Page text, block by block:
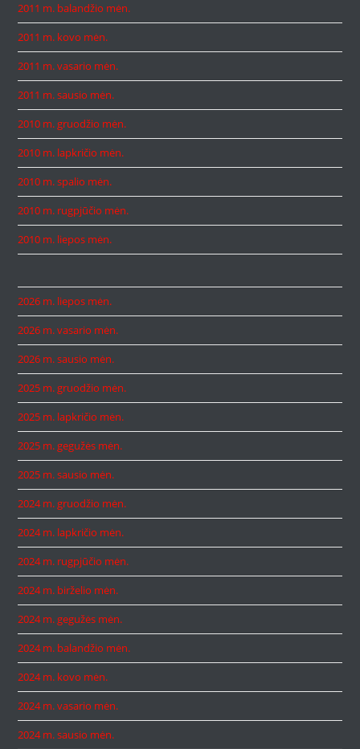
2011 m. balandžio mėn.
2011 m. kovo mėn.
2011 m. vasario mėn.
2011 m. sausio mėn.
2010 m. gruodžio mėn.
2010 m. lapkričio mėn.
2010 m. spalio mėn.
2010 m. rugpjūčio mėn.
2010 m. liepos mėn.
2026 m. liepos mėn.
2026 m. vasario mėn.
2026 m. sausio mėn.
2025 m. gruodžio mėn.
2025 m. lapkričio mėn.
2025 m. gegužės mėn.
2025 m. sausio mėn.
2024 m. gruodžio mėn.
2024 m. lapkričio mėn.
2024 m. rugpjūčio mėn.
2024 m. birželio mėn.
2024 m. gegužės mėn.
2024 m. balandžio mėn.
2024 m. kovo mėn.
2024 m. vasario mėn.
2024 m. sausio mėn.